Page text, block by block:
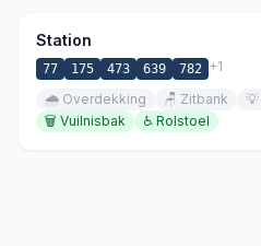
Station
77 175 473 639 782 +1
🌧️ Overdekking 🪑 Zitbank 💡
🗑️ Vuilnisbak ♿ Rolstoel